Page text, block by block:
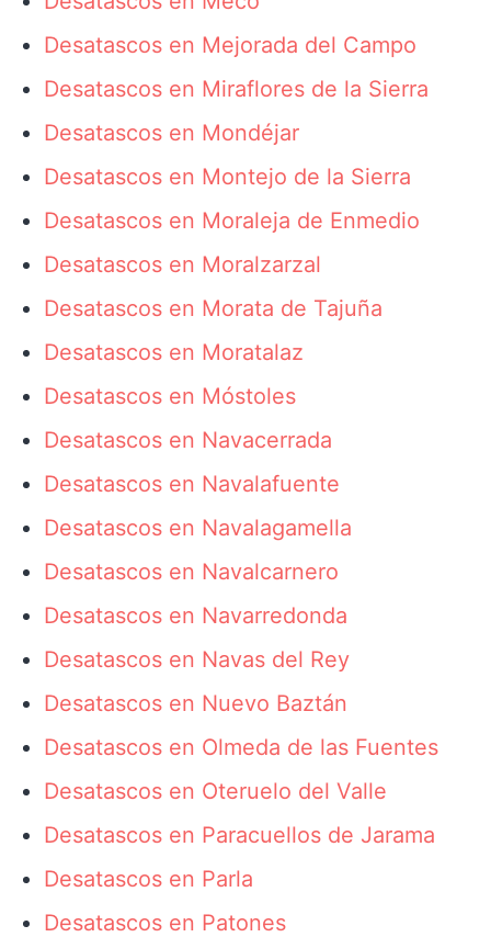
Desatascos en Mejorada del Campo
Desatascos en Miraflores de la Sierra
Desatascos en Mondéjar
Desatascos en Montejo de la Sierra
Desatascos en Moraleja de Enmedio
Desatascos en Moralzarzal
Desatascos en Morata de Tajuña
Desatascos en Moratalaz
Desatascos en Móstoles
Desatascos en Navacerrada
Desatascos en Navalafuente
Desatascos en Navalagamella
Desatascos en Navalcarnero
Desatascos en Navarredonda
Desatascos en Navas del Rey
Desatascos en Nuevo Baztán
Desatascos en Olmeda de las Fuentes
Desatascos en Oteruelo del Valle
Desatascos en Paracuellos de Jarama
Desatascos en Parla
Desatascos en Patones